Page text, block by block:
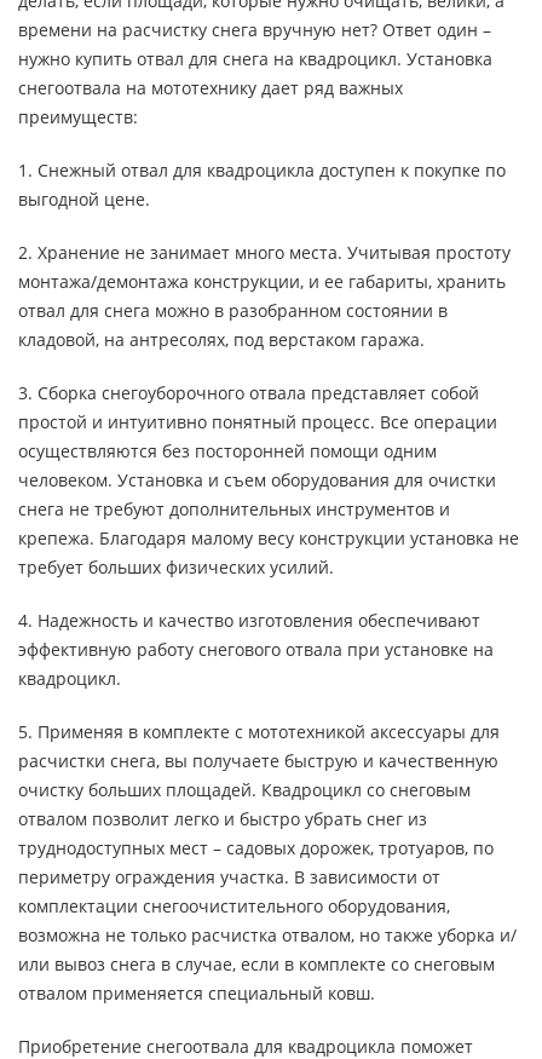
времени на расчистку снега вручную нет? Ответ один –
нужно купить отвал для снега на квадроцикл. Установка
снегоотвала на мототехнику дает ряд важных
преимуществ:
1. Снежный отвал для квадроцикла доступен к покупке по
выгодной цене.
2. Хранение не занимает много места. Учитывая простоту
монтажа/демонтажа конструкции, и ее габариты, хранить
отвал для снега можно в разобранном состоянии в
кладовой, на антресолях, под верстаком гаража.
3. Сборка снегоуборочного отвала представляет собой
простой и интуитивно понятный процесс. Все операции
осуществляются без посторонней помощи одним
человеком. Установка и съем оборудования для очистки
снега не требуют дополнительных инструментов и
крепежа. Благодаря малому весу конструкции установка не
требует больших физических усилий.
4. Надежность и качество изготовления обеспечивают
эффективную работу снегового отвала при установке на
квадроцикл.
5. Применяя в комплекте с мототехникой аксессуары для
расчистки снега, вы получаете быструю и качественную
очистку больших площадей. Квадроцикл со снеговым
отвалом позволит легко и быстро убрать снег из
труднодоступных мест – садовых дорожек, тротуаров, по
периметру ограждения участка. В зависимости от
комплектации снегоочистительного оборудования,
возможна не только расчистка отвалом, но также уборка и/
или вывоз снега в случае, если в комплекте со снеговым
отвалом применяется специальный ковш.
Приобретение снегоотвала для квадроцикла поможет